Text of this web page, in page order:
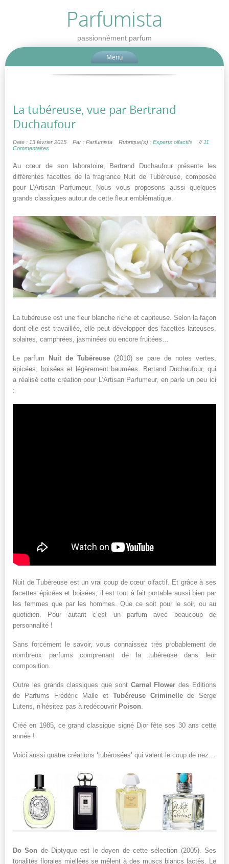
Parfumista
passionnément parfum
Menu
La tubéreuse, vue par Bertrand
Duchaufour
Date : 13 février 2015 Par : Parfumista Rubrique(s) : Experts olfactifs //11
Commentaires
Au cœur de son laboratoire, Bertrand Duchaufour présente les
différentes facettes de la fragrance Nuit de Tubéreuse, composée
pour L’Artisan Parfumeur. Nous vous proposons aussi quelques
grands classiques autour de cette fleur emblématique.
La tubéreuse est une fleur blanche riche et capiteuse. Selon la façon
dont elle est travaillée, elle peut développer des facettes laiteuses,
solaires, camphrées, jasminées ou encore fruitées…
Le parfum Nuit de Tubéreuse(2010) se pare de notes vertes,
épicées, boisées et légèrement baumées. Bertand Duchaufour, qui
a réalisé cette création pour L’Artisan Parfumeur, en parle un peu ici
:
Nuit de Tubéreuse est un vrai coup de cœur olfactif. Et grâce à ses
facettes épicées et boisées, il est tout à fait portable aussi bien par
les femmes que par les hommes. Que ce soit pour le soir, ou au
quotidien. Pour autant c’est un parfum avec beaucoup de
personnalité !
Sans forcément le savoir, vous connaissez très probablement de
nombreux parfums comprenant de la tubéreuse dans leur
composition.
Outre les grands classiques que sont Carnal Flower des Editions
de Parfums Frédéric Malle et Tubéreuse Criminellede Serge
Lutens, n’hésitez pas à redécouvrir Poison
Créé en 1985, ce grand classique signé Dior fête ses 30 ans cette
année !
Voici aussi quatre créations ‘tubérosées’ qui valent le coup de nez…
Do Son de Diptyque est le doyen de cette sélection (2005). Ses
tonalités florales miellées se mêlent à des muscs blancs lactés. Le